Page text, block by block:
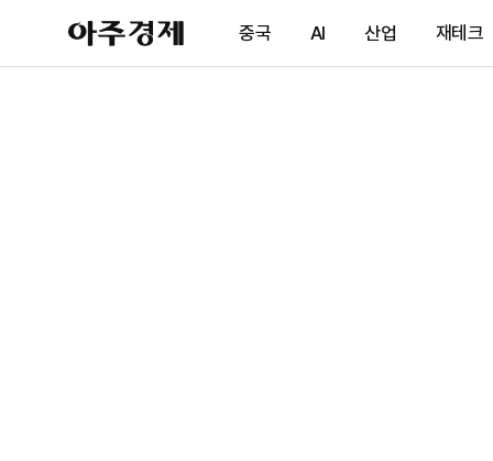
아
주
제
중국 AI 산업 재테크